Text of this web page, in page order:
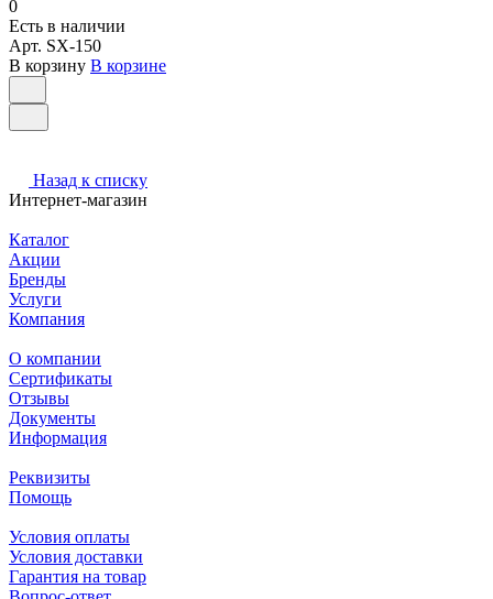
0
Есть в наличии
Арт. SX-150
В корзину В корзине
Назад к списку
Интернет-магазин
Каталог
Акции
Бренды
Услуги
Компания
О компании
Сертификаты
Отзывы
Документы
Информация
Реквизиты
Помощь
Условия оплаты
Условия доставки
Гарантия на товар